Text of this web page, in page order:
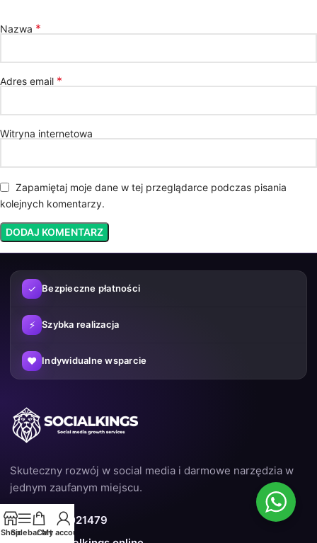
Nazwa *
Adres email *
Witryna internetowa
Zapamiętaj moje dane w tej przeglądarce podczas pisania
kolejnych komentarzy.
✓ Bezpieczne płatności
⚡ Szybka realizacja
♥ Indywidualne wsparcie
Skuteczny rozwój w social media i darmowe narzędzia w
jednym zaufanym miejscu.
☎+31 6 42021479
ShopSidebarCart
My account